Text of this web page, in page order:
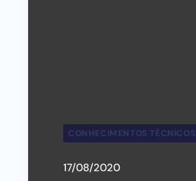
CONHECIMENTOS TÉCNICOS
17/08/2020